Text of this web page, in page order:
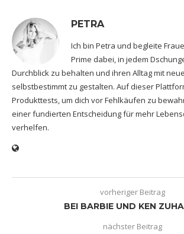
PETRA
Ich bin Petra und begleite
Prime dabei, in jedem
Durchblick zu behalten und ihren Alltag mit
selbstbestimmt zu gestalten. Auf dieser
Produkttests, um dich vor Fehlkäufen zu
einer fundierten Entscheidung für mehr
verhelfen.
vorheriger Beitrag
BEI BARBIE UND KEN
nächster Beitrag